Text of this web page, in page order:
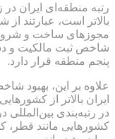
رتبه منطقه‌ای ایران
بالاتر است، عبارتند
مجوزهای ساخت و
شاخص ثبت مالکیت و
پنجم منطقه قرار دارد.
علاوه بر این، بهبود
ایران بالاتر از
کشورهایی مانند قطر،